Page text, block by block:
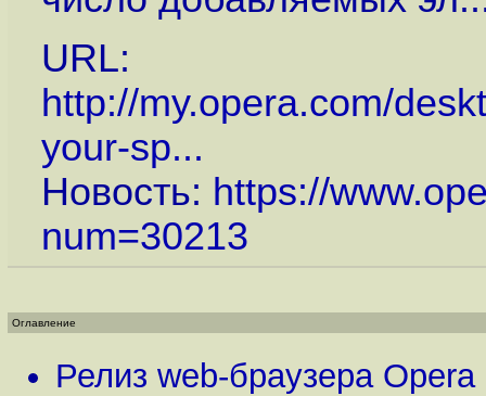
URL:
http://my.opera.com/
your-sp...
Новость: https://
num=30213
Оглавление
Релиз web-браузера Opera